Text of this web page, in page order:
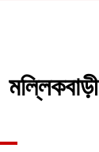
মল্লিকবাড়ী